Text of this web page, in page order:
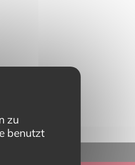
zu
benutzt